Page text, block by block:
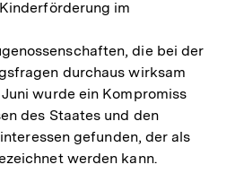
im
die bei der
durchaus wirksam
wurde ein Kompromiss
des Staates und den
gefunden, der als
werden kann.